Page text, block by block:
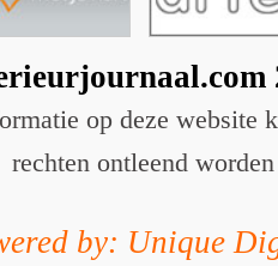
op deze website
rechten ontleend worden
by: Unique